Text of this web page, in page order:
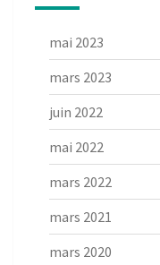
mai 2023
mars 2023
juin 2022
mai 2022
mars 2022
mars 2021
mars 2020